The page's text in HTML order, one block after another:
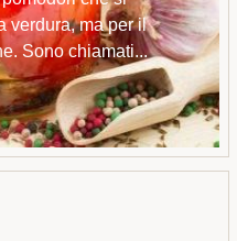
verdura, ma per il
Sono chiamati...